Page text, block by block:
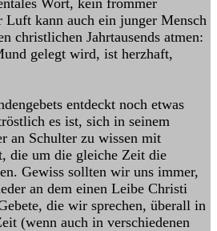
Wort, kein frommer
Luft kann auch ein junger Mensch
christlichen Jahrtausends atmen:
gelegt wird, ist herzhaft,
entdeckt noch etwas
es ist, sich in seinem
an Schulter zu wissen mit
die um die gleiche Zeit die
Gewiss sollten wir uns immer,
an dem einen Leibe Christi
die wir sprechen, überall in
(wenn auch in verschiedenen